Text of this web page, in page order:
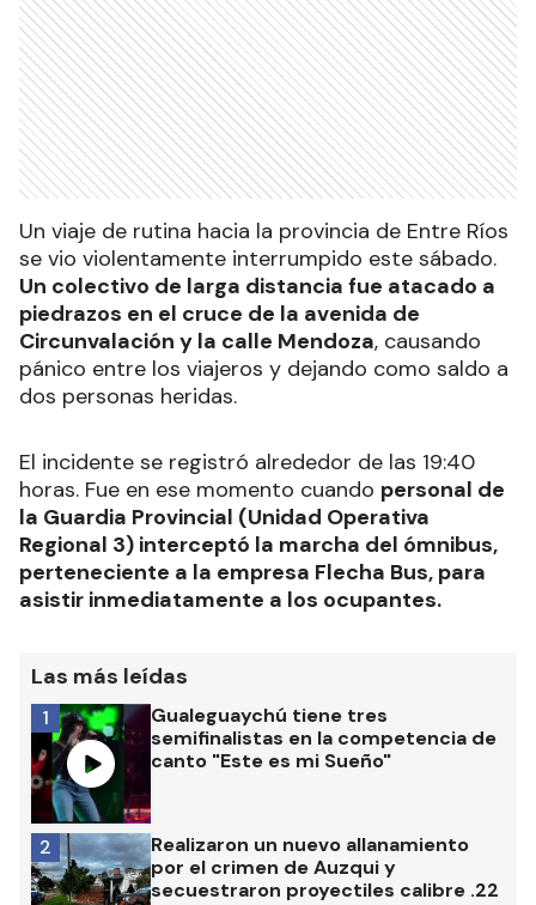
Un viaje de rutina hacia la provincia de Entre Ríos
se vio violentamente interrumpido este sábado.
Un colectivo de larga distancia fue atacado a
piedrazos en el cruce de la avenida de
Circunvalación y la calle Mendoza, causando
pánico entre los viajeros y dejando como saldo a
dos personas heridas.
El incidente se registró alrededor de las 19:40
horas. Fue en ese momento cuando personal de
la Guardia Provincial (Unidad Operativa
Regional 3) interceptó la marcha del ómnibus,
perteneciente a la empresa Flecha Bus, para
asistir inmediatamente a los ocupantes.
Las más leídas
Gualeguaychú tiene tres
semifinalistas en la competencia de
canto "Este es mi Sueño"
1
Realizaron un nuevo allanamiento
por el crimen de Auzqui y
secuestraron proyectiles calibre .22
2